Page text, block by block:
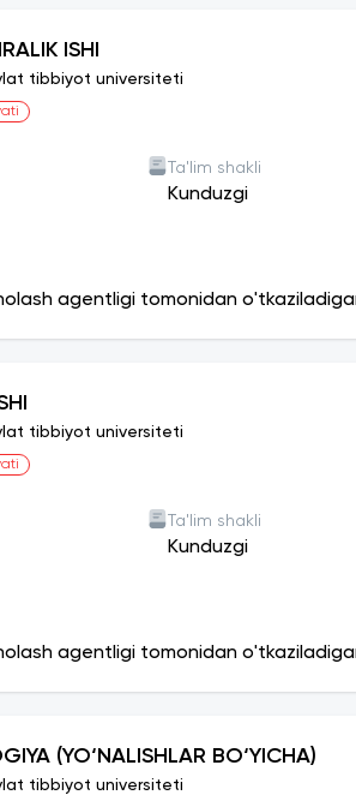
ISHI
tibbiyot universiteti
Ta'lim shakli
Kunduzgi
agentligi tomonidan
tibbiyot universiteti
Ta'lim shakli
Kunduzgi
agentligi tomonidan
(YO‘NALISHLAR BO‘YICHA)
tibbiyot universiteti